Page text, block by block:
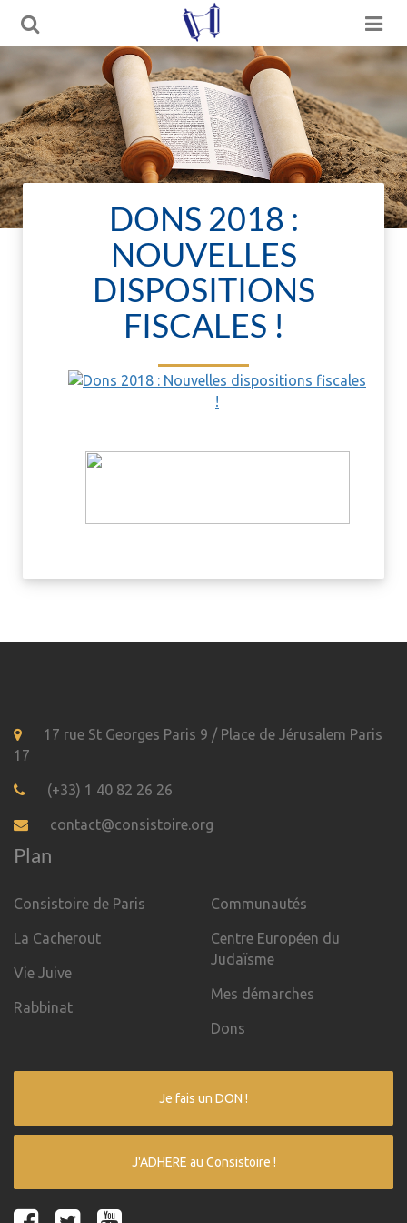
DONS 2018 :
NOUVELLES
DISPOSITIONS
FISCALES !
17 rue St Georges Paris 9 / Place de Jérusalem Paris
17
(+33) 1 40 82 26 26
contact@consistoire.org
Plan
Consistoire de Paris
La Cacherout
Vie Juive
Rabbinat
Communautés
Centre Européen du
Judaïsme
Mes démarches
Dons
Je fais un DON !
J'ADHERE au Consistoire !